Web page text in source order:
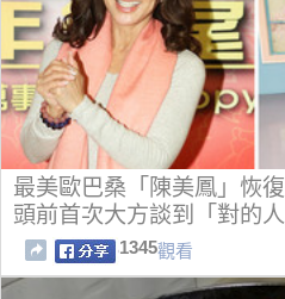
最美歐巴桑「陳美鳳」恢
頭前首次大方談到「對的
1345觀看